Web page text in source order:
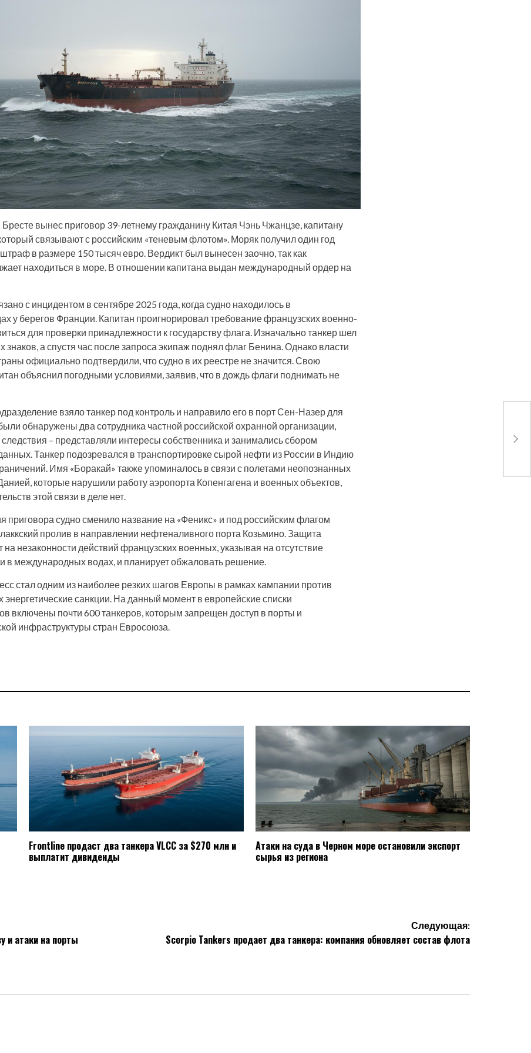
вынес приговор 39-летнему гражданину Китая Чэнь Чжанцзе, капитану
связывают с российским «теневым флотом». Моряк получил один год
в размере 150 тысяч евро. Вердикт был вынесен заочно, так как
находиться в море. В отношении капитана выдан международный ордер на
с инцидентом в сентябре 2025 года, когда судно находилось в
у берегов Франции. Капитан проигнорировал требование французских военно-
для проверки принадлежности к государству флага. Изначально танкер шел
знаков, а спустя час после запроса экипаж поднял флаг Бенина. Однако власти
официально подтвердили, что судно в их реестре не значится. Свою
объяснил погодными условиями, заявив, что в дождь флаги поднимать не
взяло танкер под контроль и направило его в порт Сен-Назер для
обнаружены два сотрудника частной российской охранной организации,
– представляли интересы собственника и занимались сбором
Танкер подозревался в транспортировке сырой нефти из России в Индию
Имя «Боракай» также упоминалось в связи с полетами неопознанных
которые нарушили работу аэропорта Копенгагена и военных объектов,
этой связи в деле нет.
приговора судно сменило название на «Феникс» и под российским флагом
пролив в направлении нефтеналивного порта Козьмино. Защита
на незаконности действий французских военных, указывая на отсутствие
в международных водах, и планирует обжаловать решение.
стал одним из наиболее резких шагов Европы в рамках кампании против
энергетические санкции. На данный момент в европейские списки
включены почти 600 танкеров, которым запрещен доступ в порты и
инфраструктуры стран Евросоюза.
Frontline продаст два танкера VLCC за $270 млн и
выплатит дивиденды
Атаки на суда в Черном море остановили экспорт
сырья из региона
и атаки на порты
Следующая:
Scorpio Tankers продает два танкера: компания обновляет состав флота